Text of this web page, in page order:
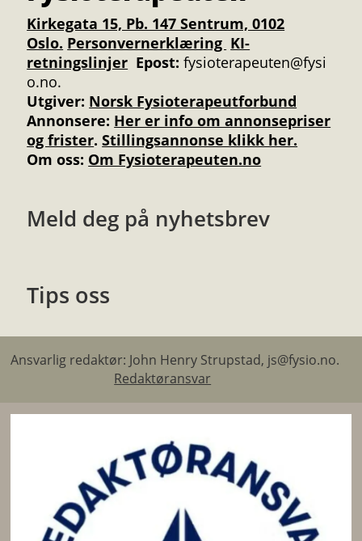
Kirkegata 15, Pb. 147 Sentrum, 0102
Oslo. Personvernerklæring KI-
retningslinjer Epost: fysioterapeuten@fysi
o.no.
Utgiver: Norsk Fysioterapeutforbund
Annonsere: Her er info om annonsepriser
og frister.Stillingsannonse klikk her.
Om oss: Om Fysioterapeuten.no
Meld deg på nyhetsbrev
Tips oss
Ansvarlig redaktør: John Henry Strupstad, js@fysio.no.
Redaktøransvar